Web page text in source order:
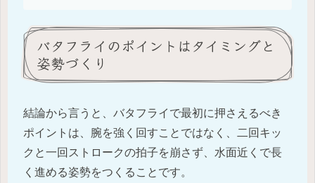
バタフライのポイントはタイミングと
姿勢づくり
結論から言うと、バタフライで最初に押さえるべき
ポイントは、腕を強く回すことではなく、二回キッ
クと一回ストロークの拍子を崩さず、水面近くで長
く進める姿勢をつくることです。